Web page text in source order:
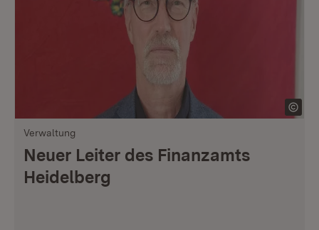
Verwaltung
Neuer Leiter des Finanzamts
Heidelberg